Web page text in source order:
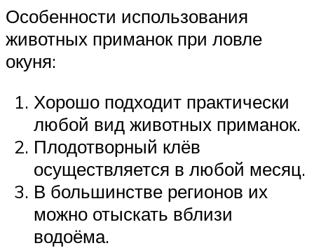
Особенности использования
животных приманок при ловле
окуня:
Хорошо подходит практически
любой вид животных приманок.
Плодотворный клёв
осуществляется в любой месяц.
В большинстве регионов их
можно отыскать вблизи
водоёма.